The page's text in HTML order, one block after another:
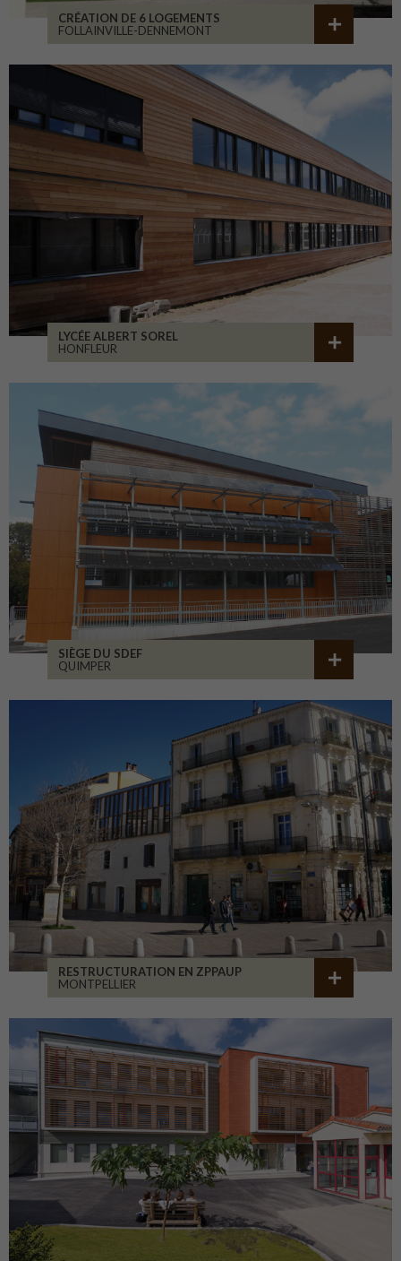
CRÉATION DE 6 LOGEMENTS
FOLLAINVILLE-DENNEMONT
LYCÉE ALBERT SOREL
HONFLEUR
SIÈGE DU SDEF
QUIMPER
RESTRUCTURATION EN ZPPAUP
MONTPELLIER